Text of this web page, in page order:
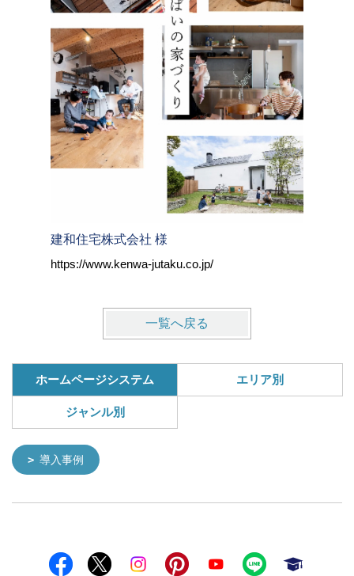
建和住宅株式会社 様
https://www.kenwa-jutaku.co.jp/
一覧へ戻る
ホームページシステム エリア別
ジャンル別
導入事例